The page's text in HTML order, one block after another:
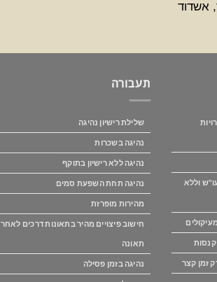
וללא
קנסות
זמן קצר
תעבורה
שלילת רישיון נהיגה
נהיגה בשכרות
נהיגה ללא רישיון בתוקף
נהיגה תחת השפעת סמים
מהירות מופרזת
חישוב פיצויים מהיר בתאונות דרכים לאחר
תאונה
נהיגה בזמן פסילה